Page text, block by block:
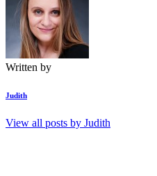
Written by
Judith
View all posts by Judith